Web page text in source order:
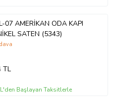
07 AMERİKAN ODA KAPI
SATEN (5343)
TL
Başlayan Taksitlerle